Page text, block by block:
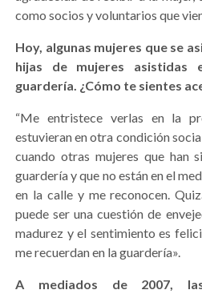
como socios y voluntarios que
Hoy, algunas mujeres que se
hijas de mujeres
guardería. ¿Cómo te sientes
“Me entristece verlas en la
estuvieran en otra condición
cuando otras mujeres que han
guardería y que no están en el
en la calle y me reconocen.
puede ser una cuestión de
madurez y el sentimiento es
me recuerdan en la guardería».
A mediados de 2007,